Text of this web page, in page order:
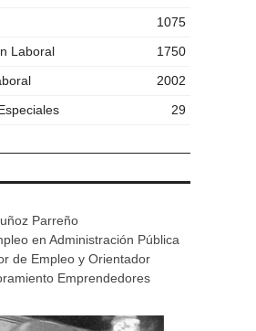
1075
Laboral
1750
2002
29
Parreño
en Administración Pública
de Empleo y Orientador
Emprendedores